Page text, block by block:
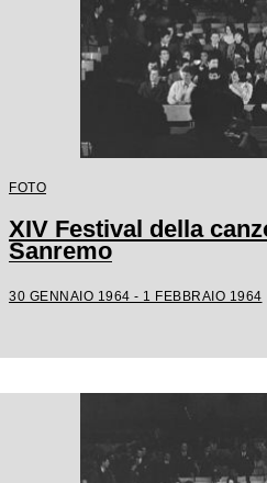
FOTO
XIV Festival della
Sanremo
30 GENNAIO 1964 - 1 FEBBRAIO 1964